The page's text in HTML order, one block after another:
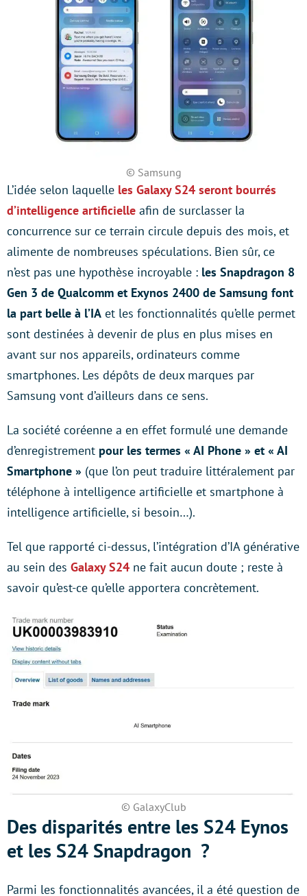
© Samsung
L’idée selon laquelle les Galaxy S24 seront bourrés
d’intelligence artificielle afin de surclasser la
concurrence sur ce terrain circule depuis des mois, et
alimente de nombreuses spéculations. Bien sûr, ce
n’est pas une hypothèse incroyable : les Snapdragon 8
Gen 3 de Qualcomm et Exynos 2400 de Samsung font
la part belle à l’IA et les fonctionnalités qu’elle permet
sont destinées à devenir de plus en plus mises en
avant sur nos appareils, ordinateurs comme
smartphones. Les dépôts de deux marques par
Samsung vont d’ailleurs dans ce sens.
La société coréenne a en effet formulé une demande
d’enregistrement pour les termes « AI Phone » et « AI
Smartphone » (que l’on peut traduire littéralement par
téléphone à intelligence artificielle et smartphone à
intelligence artificielle, si besoin…).
Tel que rapporté ci-dessus, l’intégration d’IA générative
au sein des Galaxy S24 ne fait aucun doute ; reste à
savoir qu’est-ce qu’elle apportera concrètement.
© GalaxyClub
Des disparités entre les S24 Eynos
et les S24 Snapdragon ?
Parmi les fonctionnalités avancées, il a été question de